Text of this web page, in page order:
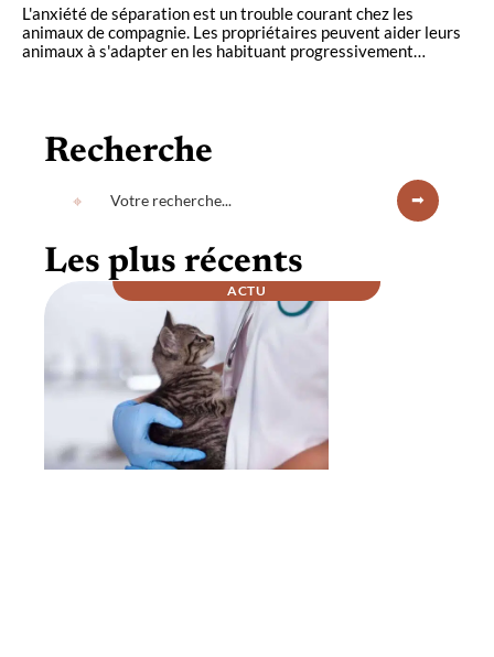
L'anxiété de séparation est un trouble courant chez les
animaux de compagnie. Les propriétaires peuvent aider leurs
animaux à s'adapter en les habituant progressivement
Recherche
Les plus récents
ACTU